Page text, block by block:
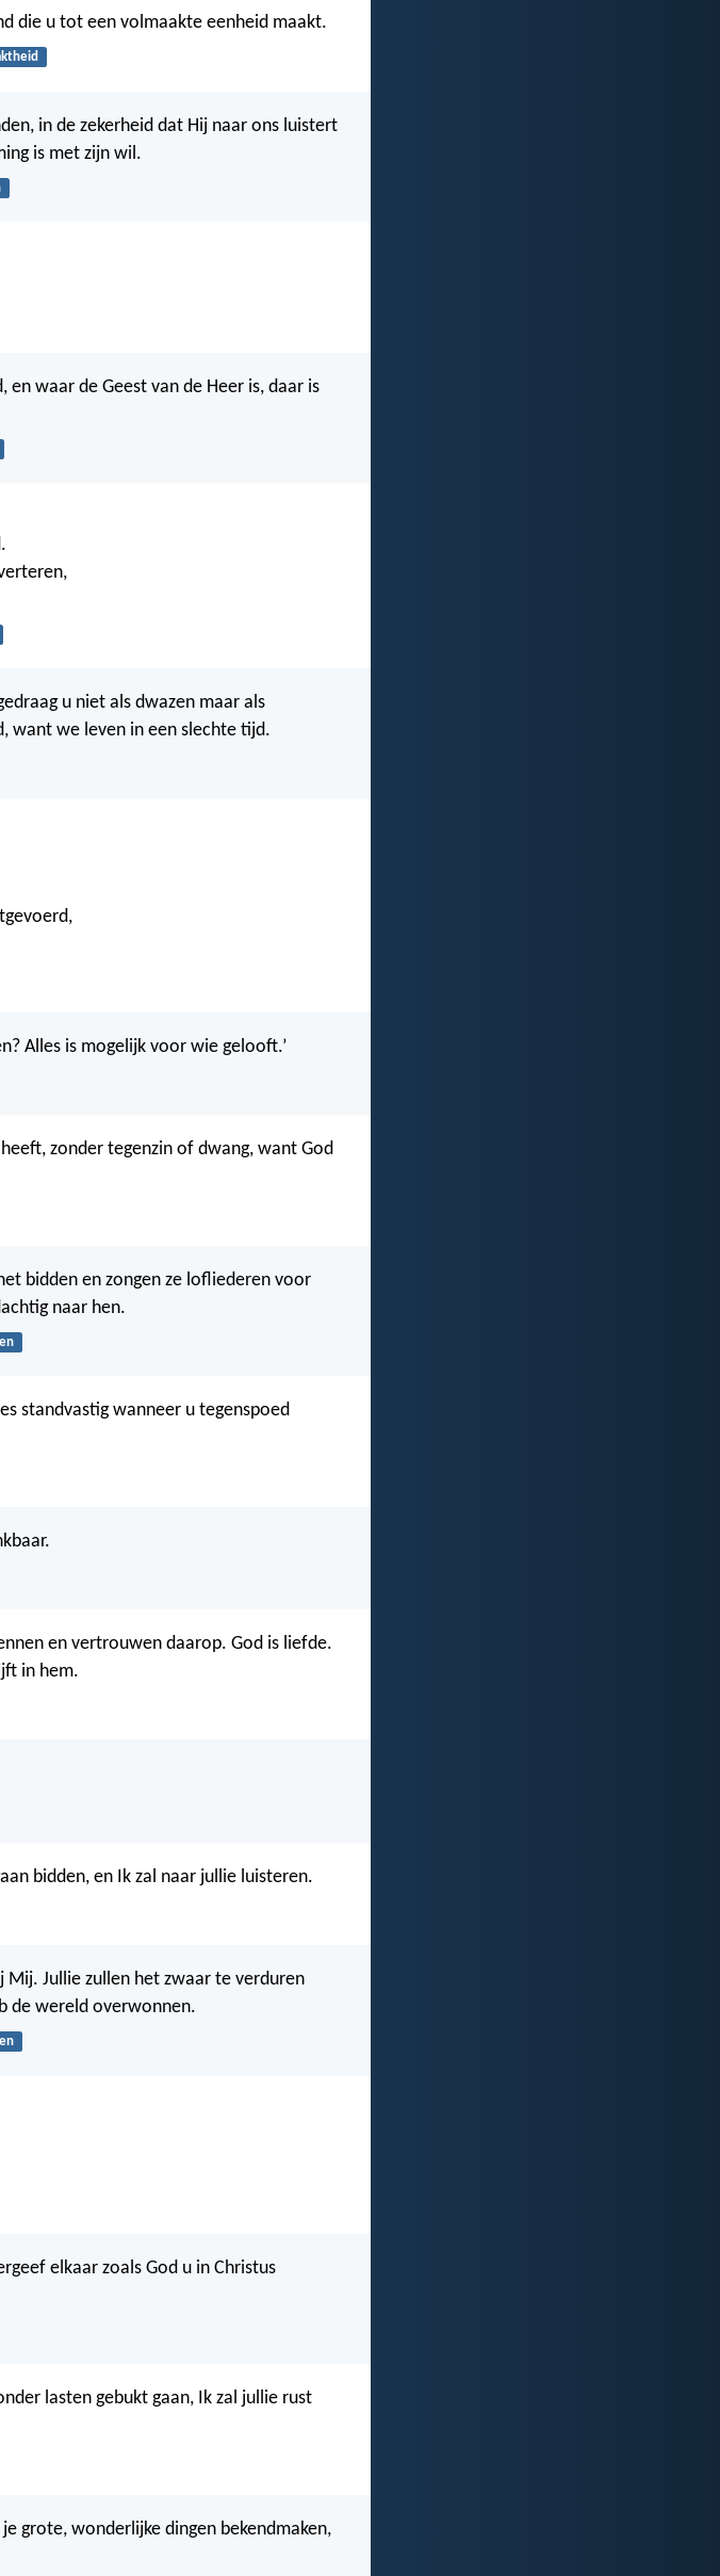
die u tot een volmaakte eenheid maakt.
in de zekerheid dat Hij naar ons luistert
is met zijn wil.
waar de Geest van de Heer is, daar is
u niet als dwazen maar als
want we leven in een slechte tijd.
Alles is mogelijk voor wie gelooft.’
zonder tegenzin of dwang, want God
bidden en zongen ze lofliederen voor
naar hen.
standvastig wanneer u tegenspoed
en vertrouwen daarop. God is liefde.
in hem.
bidden, en Ik zal naar jullie luisteren.
Mij. Jullie zullen het zwaar te verduren
de wereld overwonnen.
elkaar zoals God u in Christus
lasten gebukt gaan, Ik zal jullie rust
grote, wonderlijke dingen bekendmaken,